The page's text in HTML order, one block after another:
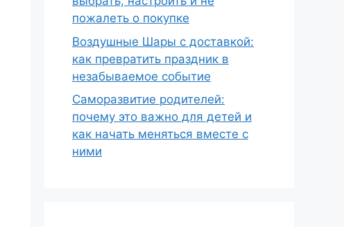
пожалеть о покупке
Воздушные Шары с доставкой:
как превратить праздник в
незабываемое событие
Саморазвитие родителей:
почему это важно для детей и
как начать меняться вместе с
ними